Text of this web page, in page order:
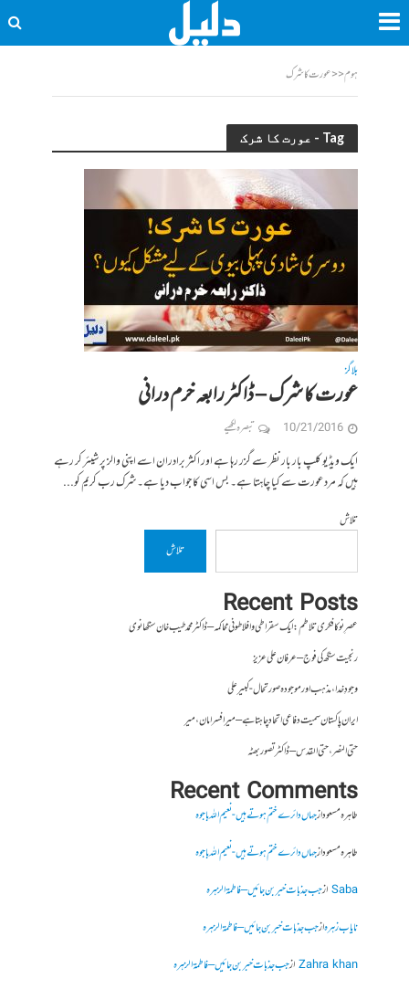
ہوم<<عورت کا شرک
Tag - عورت کا شرک
بلاگز
عورت کا شرک – ڈاکٹر رابعہ خرم درانی
10/21/2016 تبصرہ لکھیے
ایک ویڈیو کلپ بار بار نظر سے گزر رہا ہے اور اکثر برادران اسے اپنی والز پر شیئر کر رہے
ہیں کہ مرد عورت سے کیا چاہتا ہے۔ بس اسی کا جواب دیا ہے۔ شرک رب کریم کو...
تلاش
تلاش
Recent Posts
عصرِ نو کا فکری تلاطم: ایک سقراطی و افلاطونی محاکمہ – ڈاکٹر محمد طیب خان سنگھانوی
رنجیت سنگھ کی فوج – عرفان علی عزیز
وجودِ خدا، مذہب اور موجودہ صورتحال- کبیر علی
ایران پاکستان سمیت دفاعی اتحاد چاہتا ہے – میر افسر امان،میر
حتی النصر ، حتی القدس – ڈاکٹر تصور بھٹہ
Recent Comments
طاہرہ مسعودازجہاں دائرے ختم ہوتے ہیں- نعیم اللہ باجوہ
طاہرہ مسعودازجہاں دائرے ختم ہوتے ہیں- نعیم اللہ باجوہ
Sabaازجب جذبات خبر بن جائیں – فاطمۃالزہرہ
نایاب زہرہازجب جذبات خبر بن جائیں – فاطمۃالزہرہ
Zahra khanازجب جذبات خبر بن جائیں – فاطمۃالزہرہ